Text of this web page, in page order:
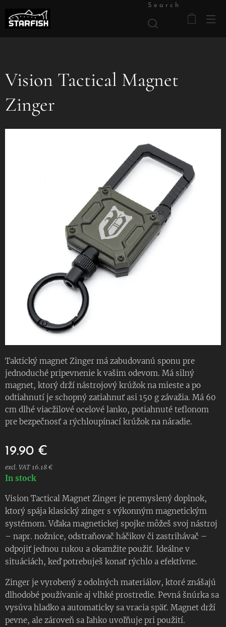
Search
Vision Tactical Magnet
Zinger
Taktický magnet Zinger má zabudovanú sponu pre
jednoduché pripevnenie k vašim odevom. Má silný
magnet, ktorý drží nástrojový krúžok na mieste a po
odtiahnutí je schopný zatiahnuť asi 150 g závažia. Má 60
cm dlhé viacžilové ocelové lanko, potiahnuté teflonom
pre bezpečnosť a rýchloupínací krúžok na náradie.
19.90 €
excl. VAT 16.18 €
In stock
Vision Tactical Magnet Zinger je premyslený doplnok,
ktorý spája klasický zinger s výkonným magnetickým
systémom. Vďaka magnetickej spojke môžeš svoj nástroj
– napr. nožnice, odstraňovač háčikov či zastrihávač –
odpojiť jednou rukou a okamžite použiť. Ideálne v
situáciách, keď potrebuješ konať rýchlo a efektívne.
Zinger je vyrobený z odolných materiálov, ktoré znášajú
dlhodobé používanie aj vlhké prostredie. Pevná šnúrka sa
vysúva hladko a automaticky sa vracia späť. Magnet drží
pevne, ale zároveň sa ľahko uvoľňuje pri použití.